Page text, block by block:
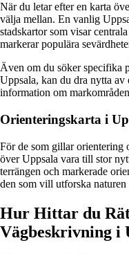
När du letar efter en karta
välja mellan. En vanlig
stadskartor som visar
markerar populära
Även om du söker specifika
Uppsala, kan du dra nytta av
information om
Orienteringskarta i
För de som gillar orientering
över Uppsala vara till stor
terrängen och markerade
den som vill utforska
Hur Hittar du
Vägbeskrivning i